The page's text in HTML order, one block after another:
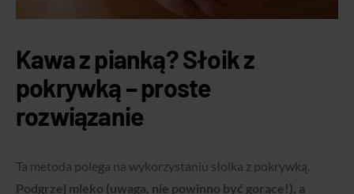
Kawa z pianką? Słoik z
pokrywką – proste
rozwiązanie
Ta metoda polega na wykorzystaniu słoika z pokrywką.
Podgrzej mleko (uwaga, nie powinno być gorące!), a